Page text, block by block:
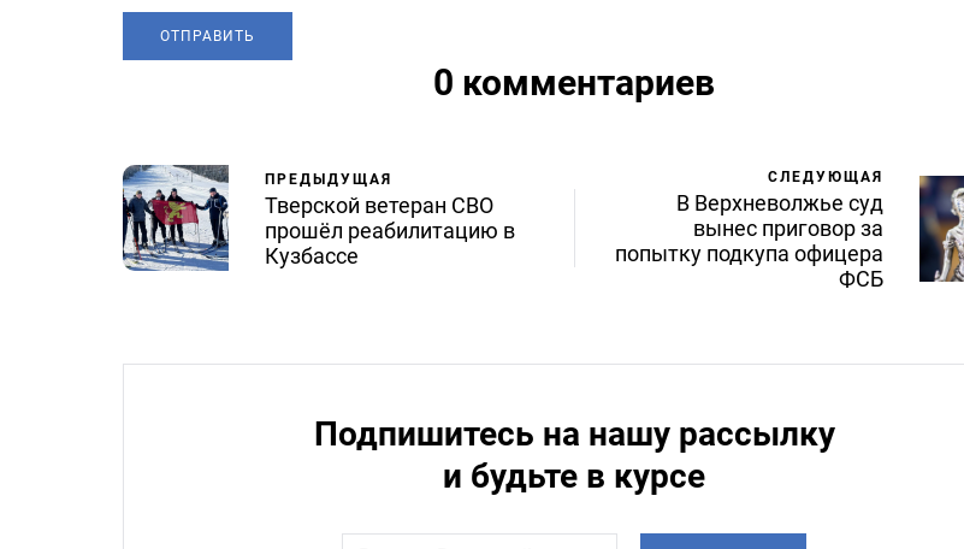
0 комментариев
ПРЕДЫДУЩАЯ
Тверской ветеран СВО
прошёл реабилитацию в
Кузбассе
СЛЕДУЮЩАЯ
В Верхневолжье суд
вынес приговор за
попытку подкупа офицера
ФСБ
Подпишитесь на нашу рассылку
и будьте в курсе